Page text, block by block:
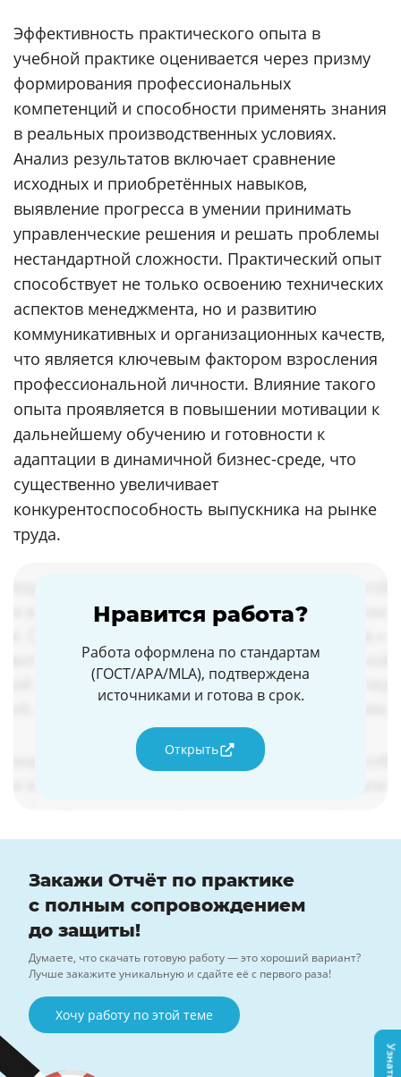
Эффективность практического опыта в
учебной практике оценивается через призму
формирования профессиональных
компетенций и способности применять знания
в реальных производственных условиях.
Анализ результатов включает сравнение
исходных и приобретённых навыков,
выявление прогресса в умении принимать
управленческие решения и решать проблемы
нестандартной сложности. Практический опыт
способствует не только освоению технических
аспектов менеджмента, но и развитию
коммуникативных и организационных качеств,
что является ключевым фактором взросления
профессиональной личности. Влияние такого
опыта проявляется в повышении мотивации к
дальнейшему обучению и готовности к
адаптации в динамичной бизнес-среде, что
существенно увеличивает
конкурентоспособность выпускника на рынке
труда.
Нравится работа?
Работа оформлена по стандартам
(ГОСТ/APA/MLA), подтверждена
источниками и готова в срок.
Открыть
Закажи Отчёт по практике
с полным сопровождением
до защиты!
Думаете, что скачать готовую работу — это хороший вариант?
Лучше закажите уникальную и сдайте её с первого раза!
Хочу работу по этой теме